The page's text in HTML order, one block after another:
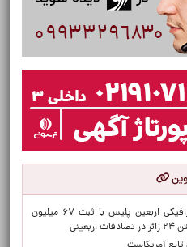
پایان طرح ترافیکی اربعین پلیس با ثبت ۶۷ میلیون